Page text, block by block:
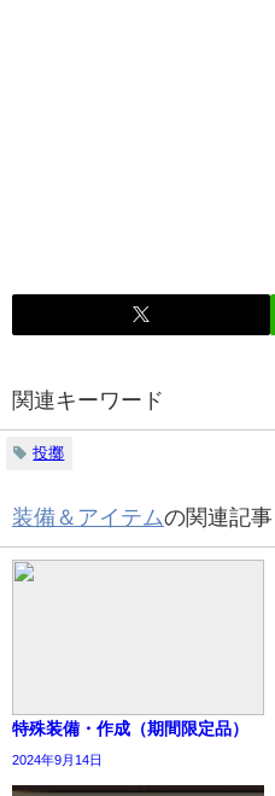
関連キーワード
投擲
装備＆アイテムの関連記事
特殊装備・作成（期間限定品）
2024年9月14日